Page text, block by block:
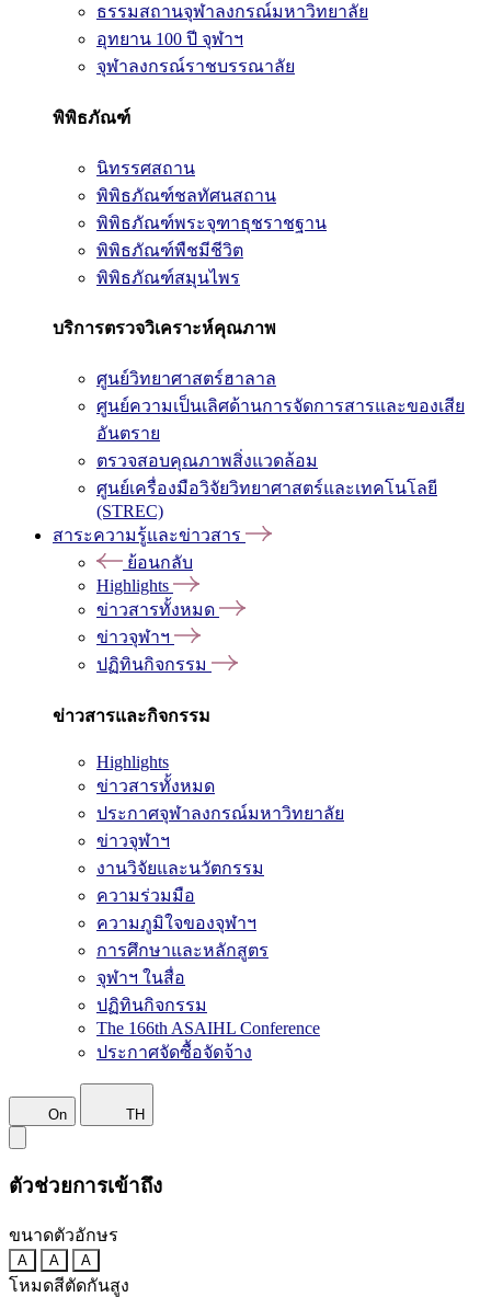
ธรรมสถานจุฬาลงกรณ์มหาวิทยาลัย
อุทยาน 100 ปี จุฬาฯ
จุฬาลงกรณ์ราชบรรณาลัย
พิพิธภัณฑ์
นิทรรศสถาน
พิพิธภัณฑ์ชลทัศนสถาน
พิพิธภัณฑ์พระจุฑาธุชราชฐาน
พิพิธภัณฑ์พืชมีชีวิต
พิพิธภัณฑ์สมุนไพร
บริการตรวจวิเคราะห์คุณภาพ
ศูนย์วิทยาศาสตร์ฮาลาล
ศูนย์ความเป็นเลิศด้านการจัดการสารและของเสีย
อันตราย
ตรวจสอบคุณภาพสิ่งแวดล้อม
ศูนย์เครื่องมือวิจัยวิทยาศาสตร์และเทคโนโลยี
(STREC)
สาระความรู้และข่าวสาร
ย้อนกลับ
Highlights
ข่าวสารทั้งหมด
ข่าวจุฬาฯ
ปฏิทินกิจกรรม
ข่าวสารและกิจกรรม
Highlights
ข่าวสารทั้งหมด
ประกาศจุฬาลงกรณ์มหาวิทยาลัย
ข่าวจุฬาฯ
งานวิจัยและนวัตกรรม
ความร่วมมือ
ความภูมิใจของจุฬาฯ
การศึกษาและหลักสูตร
จุฬาฯ ในสื่อ
ปฏิทินกิจกรรม
The 166th ASAIHL Conference
ประกาศจัดซื้อจัดจ้าง
On TH
ตัวช่วยการเข้าถึง
ขนาดตัวอักษร
A A A
โหมดสีตัดกันสูง